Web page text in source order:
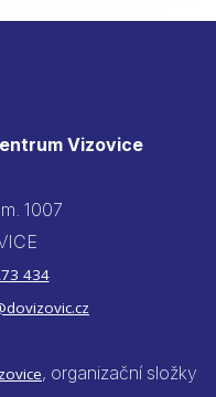
Vizovice
1007
434
, organizační složky